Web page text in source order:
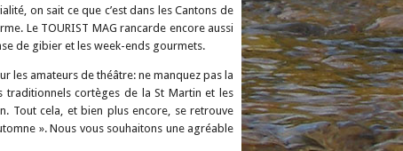
on sait ce que c’est dans les Cantons de
Le TOURIST MAG rancarde encore aussi
de gibier et les week-ends gourmets.
les amateurs de théâtre: ne manquez pas la
traditionnels cortèges de la St Martin et les
Tout cela, et bien plus encore, se retrouve
». Nous vous souhaitons une agréable